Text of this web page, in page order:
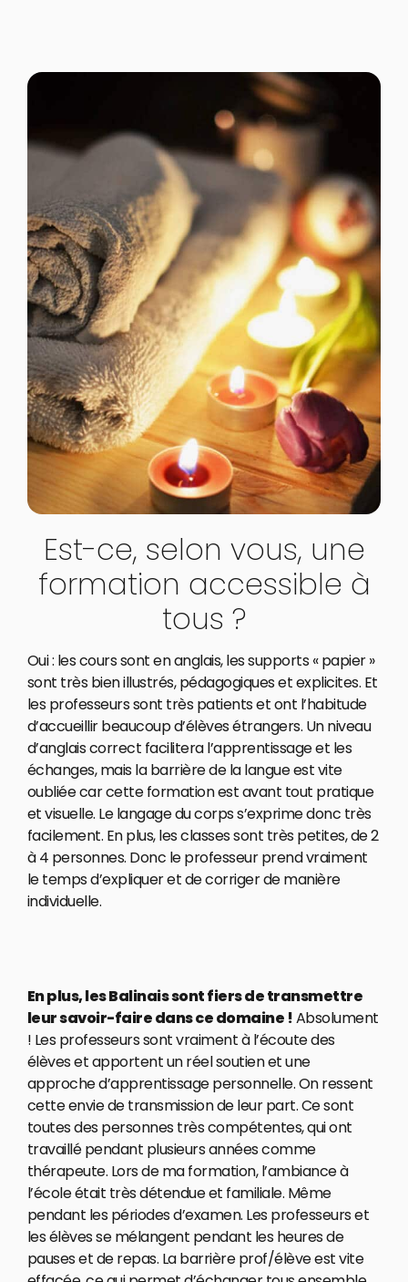
Est-ce, selon vous, une
formation accessible à
tous ?
Oui : les cours sont en anglais, les supports « papier »
sont très bien illustrés, pédagogiques et explicites. Et
les professeurs sont très patients et ont l’habitude
d’accueillir beaucoup d’élèves étrangers. Un niveau
d’anglais correct facilitera l’apprentissage et les
échanges, mais la barrière de la langue est vite
oubliée car cette formation est avant tout pratique
et visuelle. Le langage du corps s’exprime donc très
facilement. En plus, les classes sont très petites, de 2
à 4 personnes. Donc le professeur prend vraiment
le temps d’expliquer et de corriger de manière
individuelle.
En plus, les Balinais sont fiers de transmettre
leur savoir-faire dans ce domaine !Absolument
! Les professeurs sont vraiment à l’écoute des
élèves et apportent un réel soutien et une
approche d’apprentissage personnelle. On ressent
cette envie de transmission de leur part. Ce sont
toutes des personnes très compétentes, qui ont
travaillé pendant plusieurs années comme
thérapeute. Lors de ma formation, l’ambiance à
l’école était très détendue et familiale. Même
pendant les périodes d’examen. Les professeurs et
les élèves se mélangent pendant les heures de
pauses et de repas. La barrière prof/élève est vite